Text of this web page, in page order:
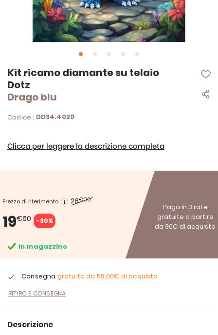
Kit ricamo diamante su telaio
Dotz
Drago blu
Codice : DD34.4020
Clicca per leggere la descrizione completa
Prezzo di riferimento 28€00
19€60 -30%
Paga in 3 rate
gratuite a partire
da 30€ di acquisto
In magazzino
Consegna gratuita da 59,00€ di acquisto
RITIRO E CONSEGNA
Vai
all'inizio
della
galleria
immagini
Descrizione